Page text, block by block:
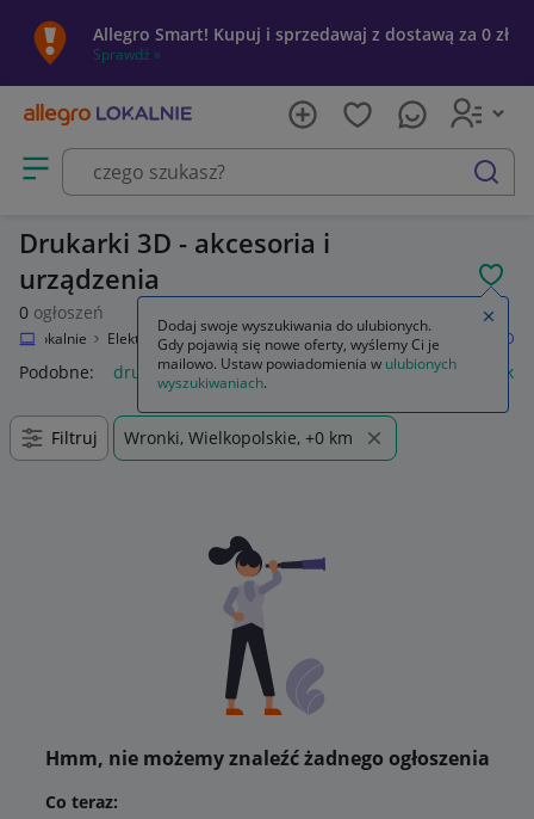
Allegro Smart! Kupuj i sprzedawaj z dostawą za 0 zł
Sprawdź »
Otwórz menu z kategoriami
szukaj
Drukarki 3D - akcesoria i
urządzenia
0 ogłoszeń
Lokalnie Elektronika Komputery Drukarki i skanery Drukarki 3D
Podobne: drukarki 3d smok z drukarki 3d klej do drukarki
Filtruj Wronki, Wielkopolskie, +0 km
Hmm, nie możemy znaleźć żadnego ogłoszenia
Co teraz:
Dodaj swoje wyszukiwania do ulubionych.
Gdy pojawią się nowe oferty, wyślemy Ci je
mailowo. Ustaw powiadomienia w ulubionych
wyszukiwaniach.